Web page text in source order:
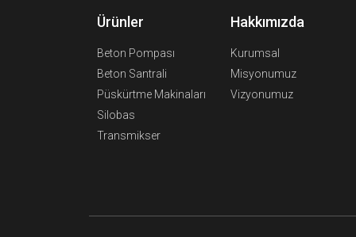
Ürünler
Beton Pompası
Beton Santrali
Püskürtme Makinaları
Silobas
Transmikser
Hakkımızda
Kurumsal
Misyonumuz
Vizyonumuz